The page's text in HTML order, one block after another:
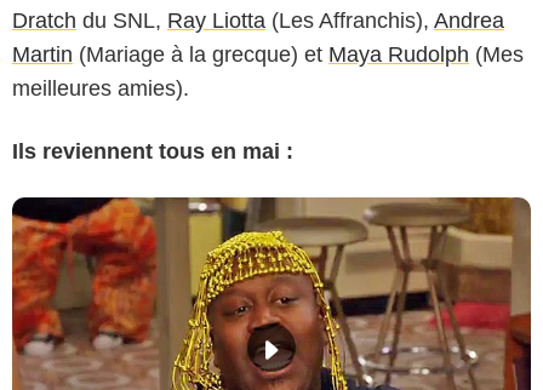
Dratch du SNL, Ray Liotta (Les Affranchis), Andrea
Martin (Mariage à la grecque) et Maya Rudolph (Mes
meilleures amies).
Ils reviennent tous en mai :